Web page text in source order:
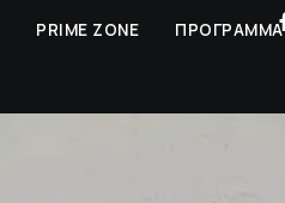
PRIME ZONE ΠΡΟΓΡΑΜΜΑ